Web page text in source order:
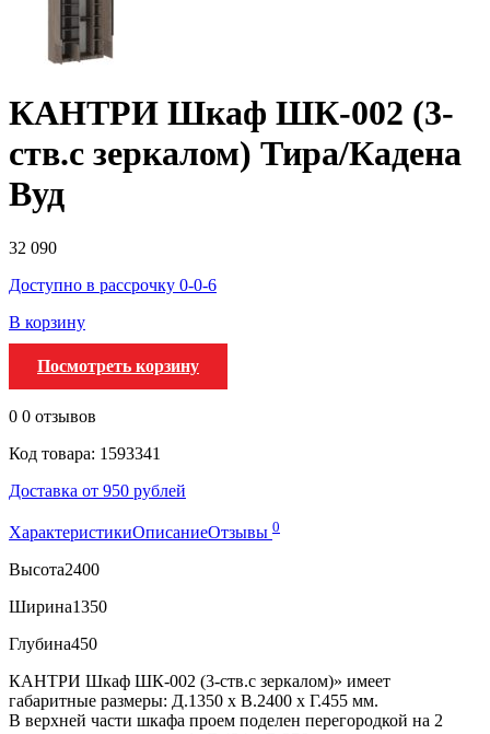
КАНТРИ Шкаф ШК-002 (3-
ств.с зеркалом) Тира/Кадена
Вуд
32 090
Доступно в рассрочку 0-0-6
В корзину
Посмотреть корзину
0 0 отзывов
Код товара: 1593341
Доставка от 950 рублей
ХарактеристикиОписаниеОтзывы 0
Высота2400
Ширина1350
Глубина450
КАНТРИ Шкаф ШК-002 (3-ств.с зеркалом)» имеет
габаритные размеры: Д.1350 х В.2400 х Г.455 мм.
В верхней части шкафа проем поделен перегородкой на 2